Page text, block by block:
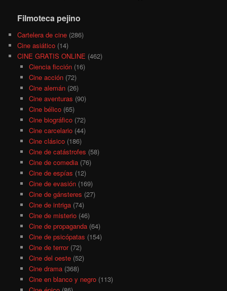
Filmoteca pejino
Cartelera de cine (286)
Cine asiático (14)
CINE GRATIS ONLINE (462)
Ciencia ficción(16)
Cine acción(72)
Cine alemán(26)
Cine aventuras (90)
Cine bélico(65)
Cine biográfico(72)
Cine carcelario(44)
Cine clásico(186)
Cine de catástrofes (58)
Cine de comedia(76)
Cine de espías (12)
Cine de evasión(169)
Cine de gánsteres (27)
Cine de intriga(74)
Cine de misterio(46)
Cine de propaganda(64)
Cine de psicópatas (154)
Cine de terror(72)
Cine del oeste(52)
Cine drama(368)
Cine en blanco y negro(113)